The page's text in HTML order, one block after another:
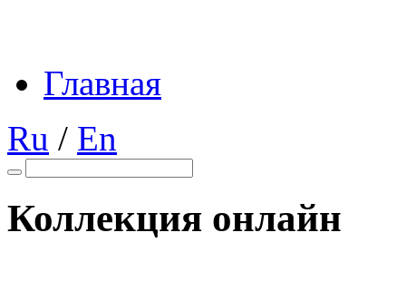
Главная
Ru / En
Коллекция онлайн